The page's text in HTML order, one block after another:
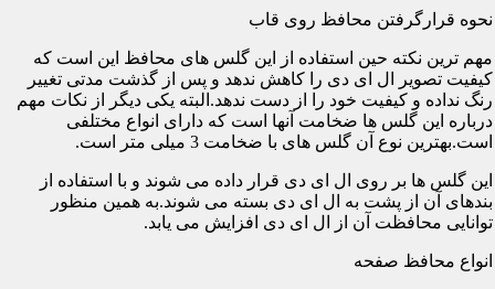
نحوه قرارگرفتن محافظ روی قاب
مهم ترین نکته حین استفاده از این گلس های محافظ این است که
کیفیت تصویر ال ای دی را کاهش ندهد و پس از گذشت مدتی تغییر
رنگ نداده و کیفیت خود را از دست ندهد.البته یکی دیگر از نکات مهم
درباره این گلس ها ضخامت آنها است که دارای انواع مختلفی
است.بهترین نوع آن گلس های با ضخامت 3 میلی متر است.
این گلس ها بر روی ال ای دی قرار داده می شوند و با استفاده از
بندهای آن از پشت به ال ای دی بسته می شوند.به همین منظور
توانایی محافظت آن از ال ای دی افزایش می یابد.
انواع محافظ صفحه